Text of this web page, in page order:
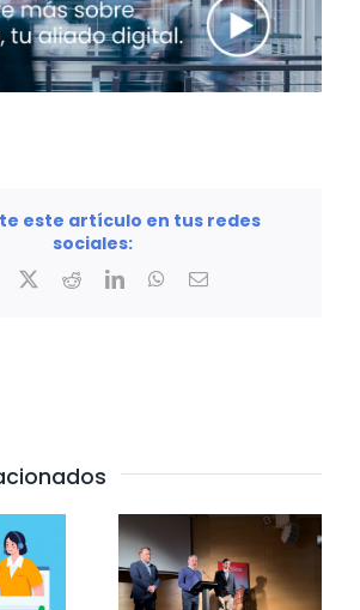
este artículo en tus redes
sociales:
Facebook RedditLinkedInWhatsApp
Correo